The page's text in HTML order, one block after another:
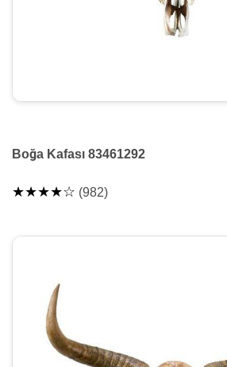
Boğa Kafası 83461292
★★★★☆ (982)